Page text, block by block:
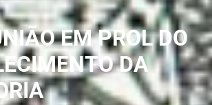
EM PROL DO
DA